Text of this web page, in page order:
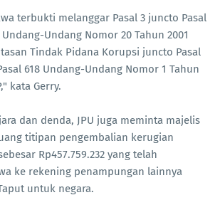
terbukti melanggar Pasal 3 juncto Pasal
Undang Nomor 20 Tahun 2001
Tindak Pidana Korupsi juncto Pasal
618 Undang-Undang Nomor 1 Tahun
kata Gerry.
dan denda, JPU juga meminta majelis
titipan pengembalian kerugian
Rp457.759.232 yang telah
ke rekening penampungan lainnya
untuk negara.